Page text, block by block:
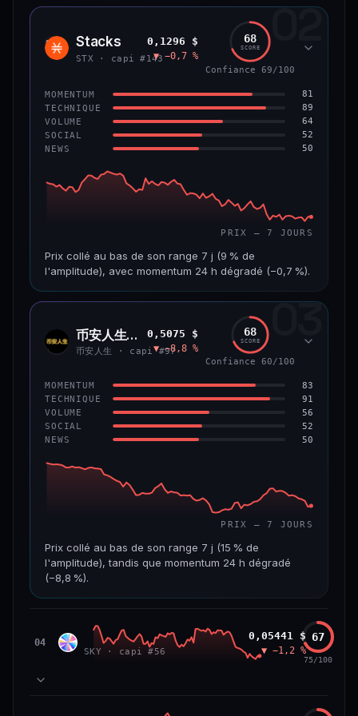
CAP. MARCHÉ VOLUME 24 H
VAR. 7 J VAR. 30 J
−9,9 %
VS ATH
−55,9 %
CONFIANCE 66/100
02
STX Stacks
STX · capi #143
0,1296 $
▼ −0,7 %
68
SCORE
Confiance 69/100
MOMENTUM 81
TECHNIQUE 89
VOLUME 64
SOCIAL 52
NEWS 50
PRIX — 7 JOURS
Prix collé au bas de son range 7 j (9 % de
l'amplitude), avec momentum 24 h dégradé (−0,7 %).
CAP. MARCHÉ VOLUME 24 H
VAR. 7 J VAR. 30 J
−22,2 %
VS ATH
−96,6 %
RANG CAPI.
#143
CONFIANCE 69/100
03
币安
人生
币安人生 (BinanceLife)
币安人生 · capi #97
0,5075 $
▼ −8,8 %
68
SCORE
Confiance 60/100
MOMENTUM 83
TECHNIQUE 91
VOLUME 56
SOCIAL 52
NEWS 50
PRIX — 7 JOURS
Prix collé au bas de son range 7 j (15 % de
l'amplitude), tandis que momentum 24 h dégradé
(−8,8 %).
508 M$ 8,7 M$
VAR. 7 J VAR. 30 J
04 SKY Sky
SKY · capi #56
0,05441 $
▼ −1,2 %
67
75/100
78